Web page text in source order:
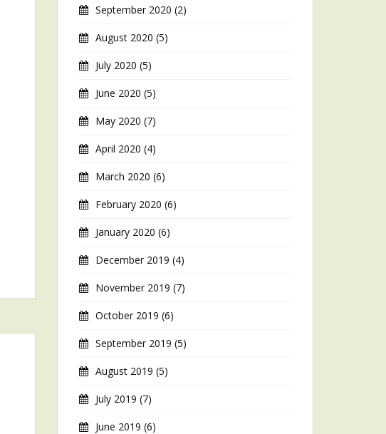
September 2020 (2)
August 2020 (5)
July 2020 (5)
June 2020 (5)
May 2020 (7)
April 2020 (4)
March 2020 (6)
February 2020 (6)
January 2020 (6)
December 2019 (4)
November 2019 (7)
October 2019 (6)
September 2019 (5)
August 2019 (5)
July 2019 (7)
June 2019 (6)